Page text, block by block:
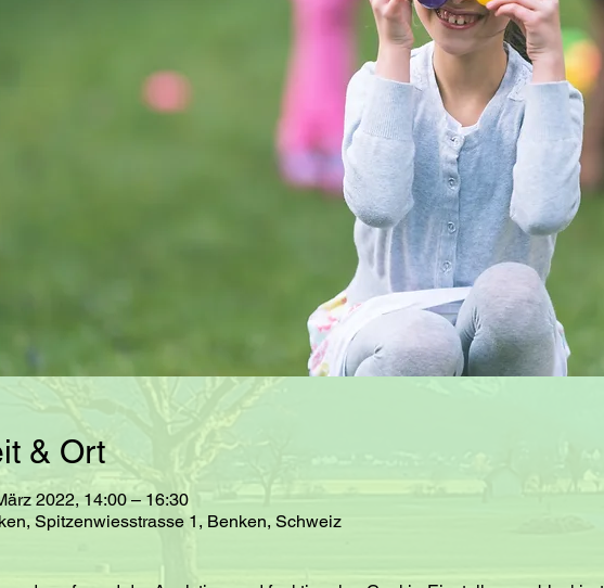
& Ort
2022, 14:00 – 16:30
Spitzenwiesstrasse 1, Benken, Schweiz